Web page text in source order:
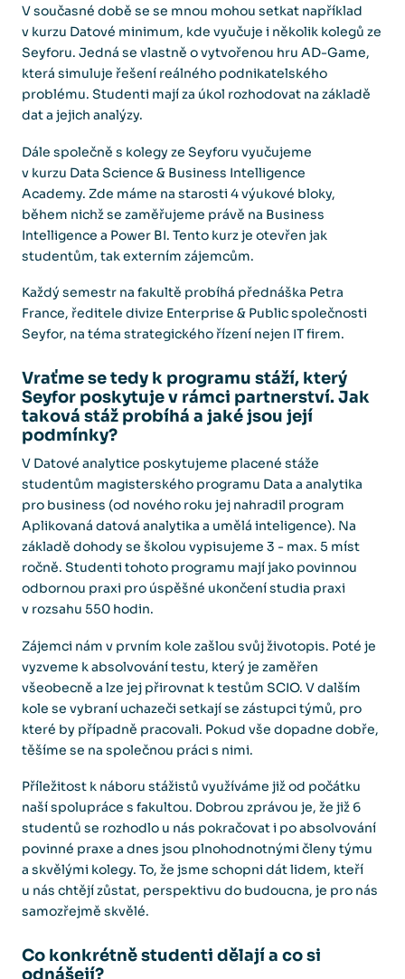
V současné době se se mnou mohou setkat například
v kurzu Datové minimum, kde vyučuje i několik kolegů ze
Seyforu. Jedná se vlastně o vytvořenou hru AD-Game,
která simuluje řešení reálného podnikatelského
problému. Studenti mají za úkol rozhodovat na základě
dat a jejich analýzy.
Dále společně s kolegy ze Seyforu vyučujeme
v kurzu Data Science & Business Intelligence
Academy. Zde máme na starosti 4 výukové bloky,
během nichž se zaměřujeme právě na Business
Intelligence a Power BI. Tento kurz je otevřen jak
studentům, tak externím zájemcům.
Každý semestr na fakultě probíhá přednáška Petra
France, ředitele divize Enterprise & Public společnosti
Seyfor, na téma strategického řízení nejen IT firem.
Vraťme se tedy k programu stáží, který
Seyfor poskytuje v rámci partnerství. Jak
taková stáž probíhá a jaké jsou její
podmínky?
V Datové analytice poskytujeme placené stáže
studentům magisterského programu Data a analytika
pro business (od nového roku jej nahradil program
Aplikovaná datová analytika a umělá inteligence). Na
základě dohody se školou vypisujeme 3 - max. 5 míst
ročně. Studenti tohoto programu mají jako povinnou
odbornou praxi pro úspěšné ukončení studia praxi
v rozsahu 550 hodin.
Zájemci nám v prvním kole zašlou svůj životopis. Poté je
vyzveme k absolvování testu, který je zaměřen
všeobecně a lze jej přirovnat k testům SCIO. V dalším
kole se vybraní uchazeči setkají se zástupci týmů, pro
které by případně pracovali. Pokud vše dopadne dobře,
těšíme se na společnou práci s nimi.
Příležitost k náboru stážistů využíváme již od počátku
naší spolupráce s fakultou. Dobrou zprávou je, že již 6
studentů se rozhodlo u nás pokračovat i po absolvování
povinné praxe a dnes jsou plnohodnotnými členy týmu
a skvělými kolegy. To, že jsme schopni dát lidem, kteří
u nás chtějí zůstat, perspektivu do budoucna, je pro nás
samozřejmě skvělé.
Co konkrétně studenti dělají a co si
odnášejí?